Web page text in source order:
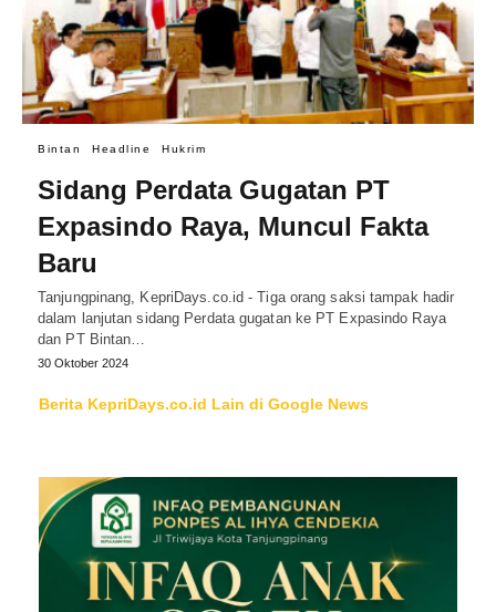
Bintan Headline Hukrim
Sidang Perdata Gugatan PT
Expasindo Raya, Muncul Fakta
Baru
Tanjungpinang, KepriDays.co.id - Tiga orang saksi tampak hadir
dalam lanjutan sidang Perdata gugatan ke PT Expasindo Raya
dan PT Bintan…
30 Oktober 2024
Berita KepriDays.co.id Lain di Google News